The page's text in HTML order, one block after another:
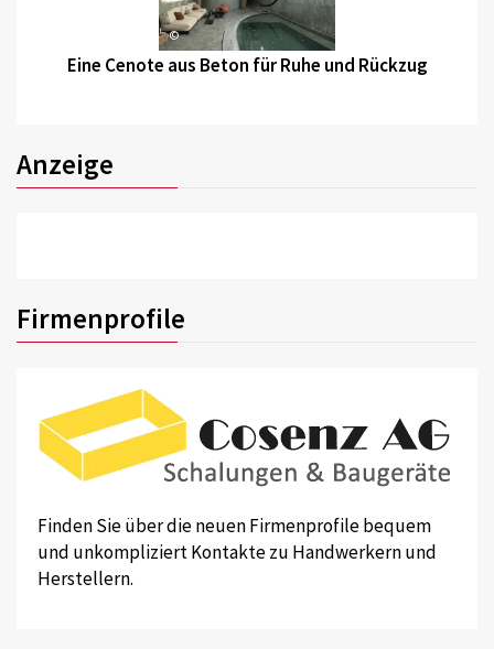
©
Eine Cenote aus Beton für Ruhe und Rückzug
Anzeige
Firmenprofile
Finden Sie über die neuen Firmenprofile bequem
und unkompliziert Kontakte zu Handwerkern und
Herstellern.